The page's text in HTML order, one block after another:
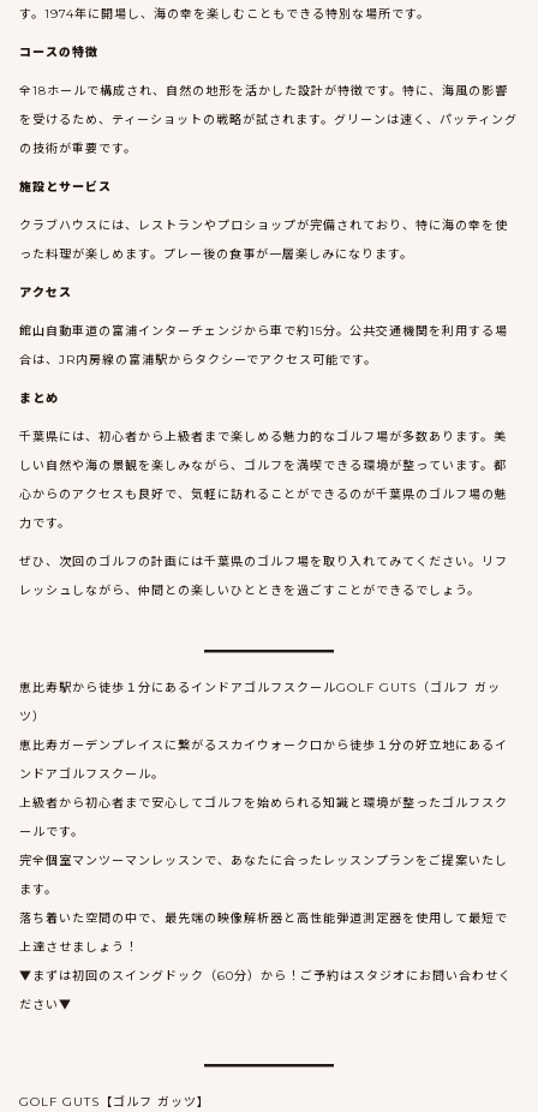
す。1974年に開場し、海の幸を楽しむこともできる特別な場所です。
コースの特徴
全18ホールで構成され、自然の地形を活かした設計が特徴です。特に、海風の影響
を受けるため、ティーショットの戦略が試されます。グリーンは速く、パッティング
の技術が重要です。
施設とサービス
クラブハウスには、レストランやプロショップが完備されており、特に海の幸を使
った料理が楽しめます。プレー後の食事が一層楽しみになります。
アクセス
館山自動車道の富浦インターチェンジから車で約15分。公共交通機関を利用する場
合は、JR内房線の富浦駅からタクシーでアクセス可能です。
まとめ
千葉県には、初心者から上級者まで楽しめる魅力的なゴルフ場が多数あります。美
しい自然や海の景観を楽しみながら、ゴルフを満喫できる環境が整っています。都
心からのアクセスも良好で、気軽に訪れることができるのが千葉県のゴルフ場の魅
力です。
ぜひ、次回のゴルフの計画には千葉県のゴルフ場を取り入れてみてください。リフ
レッシュしながら、仲間との楽しいひとときを過ごすことができるでしょう。
恵比寿駅から徒歩１分にあるインドアゴルフスクールGOLF GUTS（ゴルフ ガッ
ツ）
恵比寿ガーデンプレイスに繋がるスカイウォーク口から徒歩１分の好立地にあるイ
ンドアゴルフスクール。
上級者から初心者まで安心してゴルフを始められる知識と環境が整ったゴルフスク
ールです。
完全個室マンツーマンレッスンで、あなたに合ったレッスンプランをご提案いたし
ます。
落ち着いた空間の中で、最先端の映像解析器と高性能弾道測定器を使用して最短で
上達させましょう！
▼まずは初回のスイングドック（60分）から！ご予約はスタジオにお問い合わせく
ださい▼
GOLF GUTS【ゴルフ ガッツ】